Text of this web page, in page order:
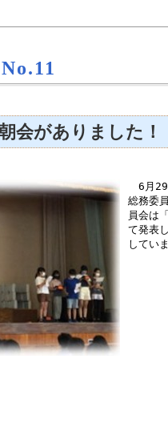
会がありました！
6月29
総務委
員会は
て発表
してい